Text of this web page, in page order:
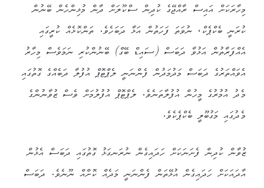
މިހާރަކަށް އައިސް ރާއްޖޭގެ ކުދިން ސްކޫލަށް ދާން މުޅިންހެން ބޭނުން
ކުރަނީ ބެކްޕެކް، ނުވަތަ ފަހަތުން އަޅާ ދަބަހެވެ. ތަންކޮޅެއް ކުރީގައި
އެއްފަރާތުން އަޅުވާ ދަބަސް (ސައިޑް ބޭގް) ބޭނުންކުރި ނަމަވެސް މިހާރު
އެވައްތަރުގެ ދަބަސް މަދުމަދުން ފެންނަނީ ލެޕްޓޮޕް އުފުލާ ދަބެއްގެ ގޮތުގައި
މެދު އުމުރުގެ މީހުން އުފުލާތަނެވެ. ލެޕްޓޮޕް އުފުލުމަށް ވެސް ޒުވާނުންގެ
މެދުގައި މަގުބޫލީ ބެކްޕެކެވެ.
ޒުވާން ކުދިން ފެށަނަކަށް ހަދައިގެން ނުރަނގަޅު ގޮތުގައި ދަބަސް އެޅުން
އާދައަކަށް ހަދައިގެން އުޅޭތަން ފެންނަނީ މަދެއް ކޮށްއް ނޫނެވެ. ދަބަސް